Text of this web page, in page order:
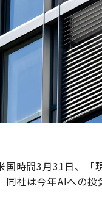
時間3月31日、「
社は今年AIへの